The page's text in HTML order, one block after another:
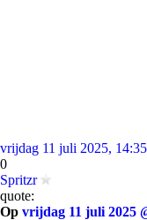
vrijdag 11 juli 2025,
0
Spritzr
quote:
Op vrijdag 11 juli 2025